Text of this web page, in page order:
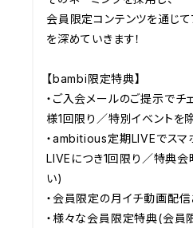
会員限定コンテンツを通じ
を深めていきます！
【bambi限定特典】
・ご入会メールのご提示でチ
様1回限り／特別イベントを
・ambitious定期LIVEでス
LIVEにつき1回限り／特典会
い)
・会員限定の月イチ動画配信
・様々な会員限定特典(会員